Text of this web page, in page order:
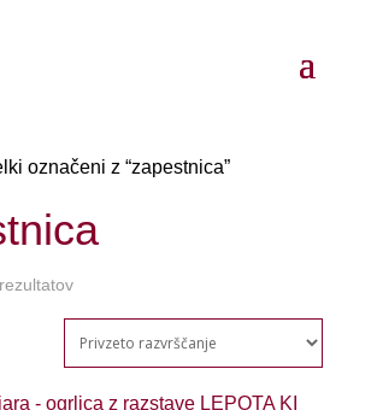
označeni z “zapestnica”